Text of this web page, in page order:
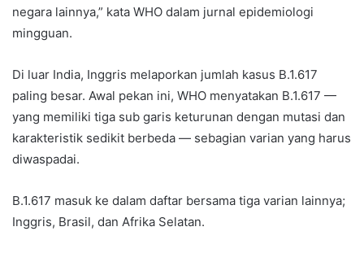
negara lainnya,” kata WHO dalam jurnal epidemiologi
mingguan.
Di luar India, Inggris melaporkan jumlah kasus B.1.617
paling besar. Awal pekan ini, WHO menyatakan B.1.617 —
yang memiliki tiga sub garis keturunan dengan mutasi dan
karakteristik sedikit berbeda — sebagian varian yang harus
diwaspadai.
B.1.617 masuk ke dalam daftar bersama tiga varian lainnya;
Inggris, Brasil, dan Afrika Selatan.